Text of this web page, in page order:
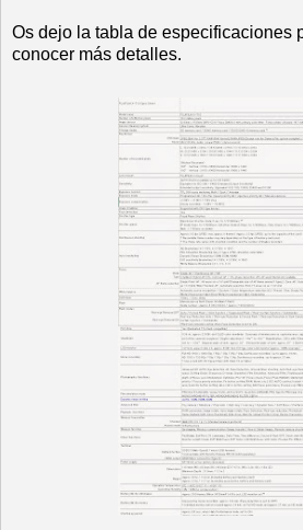
Os dejo la tabla de especificaciones
conocer más detalles.